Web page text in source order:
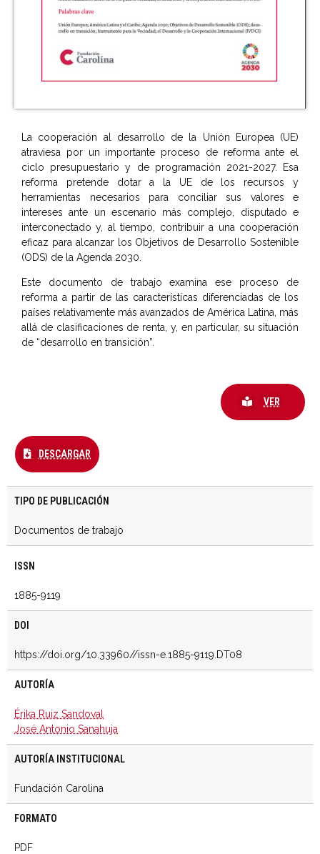
La cooperación al desarrollo de la Unión Europea (UE)
atraviesa por un importante proceso de reforma ante el
ciclo presupuestario y de programación 2021-2027. Esa
reforma pretende dotar a la UE de los recursos y
herramientas necesarios para conciliar sus valores e
intereses ante un escenario más complejo, disputado e
interconectado y, al tiempo, contribuir a una cooperación
eficaz para alcanzar los Objetivos de Desarrollo Sostenible
(ODS) de la Agenda 2030.
Este documento de trabajo examina ese proceso de
reforma a partir de las características diferenciadas de los
países relativamente más avanzados de América Latina, más
allá de clasificaciones de renta, y, en particular, su situación
de “desarrollo en transición”.
VER
DESCARGAR
TIPO DE PUBLICACIÓN
Documentos de trabajo
ISSN
1885-9119
DOI
https://doi.org/10.33960//issn-e.1885-9119.DT08
AUTORÍA
Érika Ruiz Sandoval
José Antonio Sanahuja
AUTORÍA INSTITUCIONAL
Fundación Carolina
FORMATO
PDF